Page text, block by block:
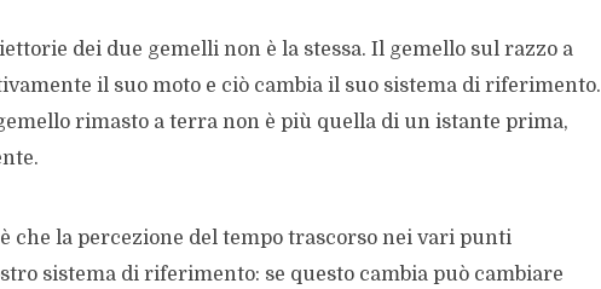
dei due gemelli non è la stessa. Il gemello sul razzo a
il suo moto e ciò cambia il suo sistema di riferimento.
rimasto a terra non è più quella di un istante prima,
che la percezione del tempo trascorso nei vari punti
sistema di riferimento: se questo cambia può cambiare